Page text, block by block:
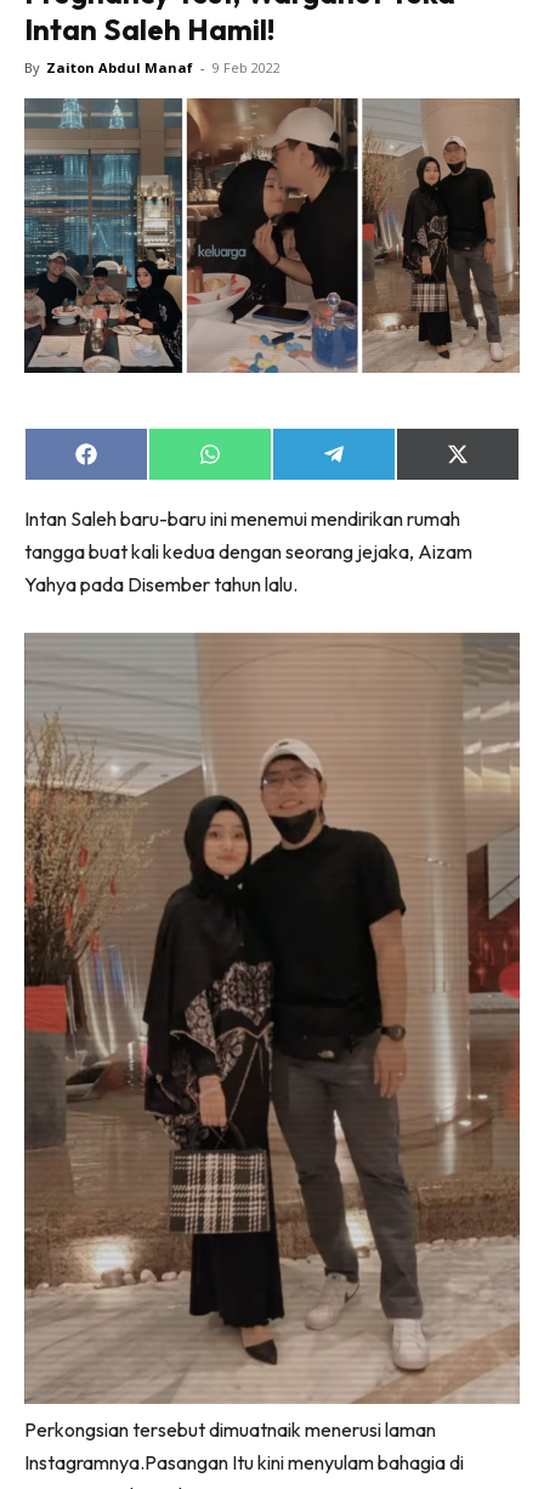
Intan Saleh Hamil!
By Zaiton Abdul Manaf - 9 Feb 2022
Share
on
Share
on
Share
on
Share
on
(Twitter)
Intan Saleh baru-baru ini menemui mendirikan rumah
tangga buat kali kedua dengan seorang jejaka, Aizam
Yahya pada Disember tahun lalu.
Perkongsian tersebut dimuatnaik menerusi laman
Instagramnya.Pasangan Itu kini menyulam bahagia di